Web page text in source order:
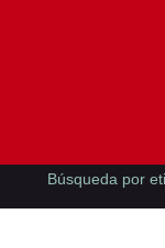
Búsqueda por